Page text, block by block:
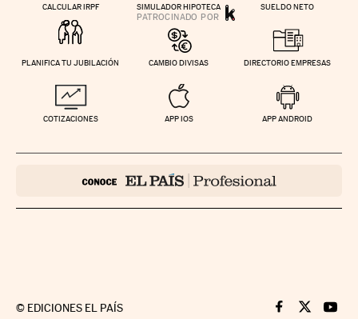
CALCULAR IRPF SIMULADOR HIPOTECA SUELDO NETO
PLANIFICA TU JUBILACIÓN CAMBIO DIVISAS DIRECTORIO EMPRESAS
COTIZACIONES APP IOS APP ANDROID
© EDICIONES EL PAÍS Cinco Días en
Cinco Días
Cinco